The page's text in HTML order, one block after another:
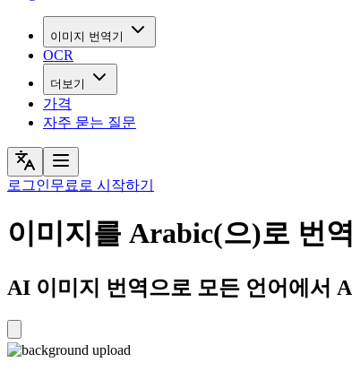
이미지 번역기
OCR
더보기
가격
자주 묻는 질문
로그인무료로 시작하기
이미지를 Arabic(으)로 번역